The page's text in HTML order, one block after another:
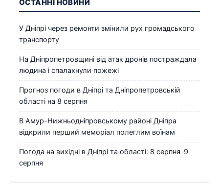
ОСТАННІ НОВИНИ
У Дніпрі через ремонти змінили рух громадського
транспорту
На Дніпропетровщині від атак дронів постраждала
людина і спалахнули пожежі
Прогноз погоди в Дніпрі та Дніпропетровській
області на 8 серпня
В Амур-Нижньодніпровському районі Дніпра
відкрили перший меморіал полеглим воїнам
Погода на вихідні в Дніпрі та області: 8 серпня–9
серпня